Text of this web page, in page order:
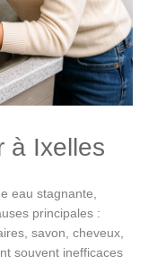
à Ixelles
eau stagnante,
principales :
savon, cheveux,
souvent inefficaces